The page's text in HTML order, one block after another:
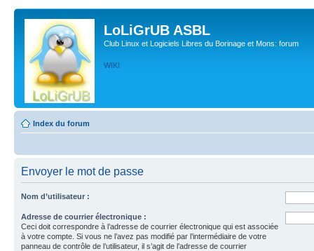
LoLiGrUB ASBL
Club Linux et Logiciels Libres du Borinage et Mons: forum
WIKI
Index du forum
Envoyer le mot de passe
Nom d’utilisateur :
Adresse de courrier électronique :
Ceci doit correspondre à l’adresse de courrier électronique qui est associée
à votre compte. Si vous ne l’avez pas modifié par l’intermédiaire de votre
panneau de contrôle de l’utilisateur, il s’agit de l’adresse de courrier